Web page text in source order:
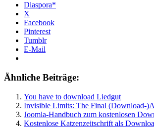
Diaspora*
X
Facebook
Pinterest
Tumblr
E-Mail
Ähnliche Beiträge:
You have to download Liedgut
Invisible Limits: The Final (Download-
Joomla-Handbuch zum kostenlosen
Kostenlose Katzenzeitschrift als